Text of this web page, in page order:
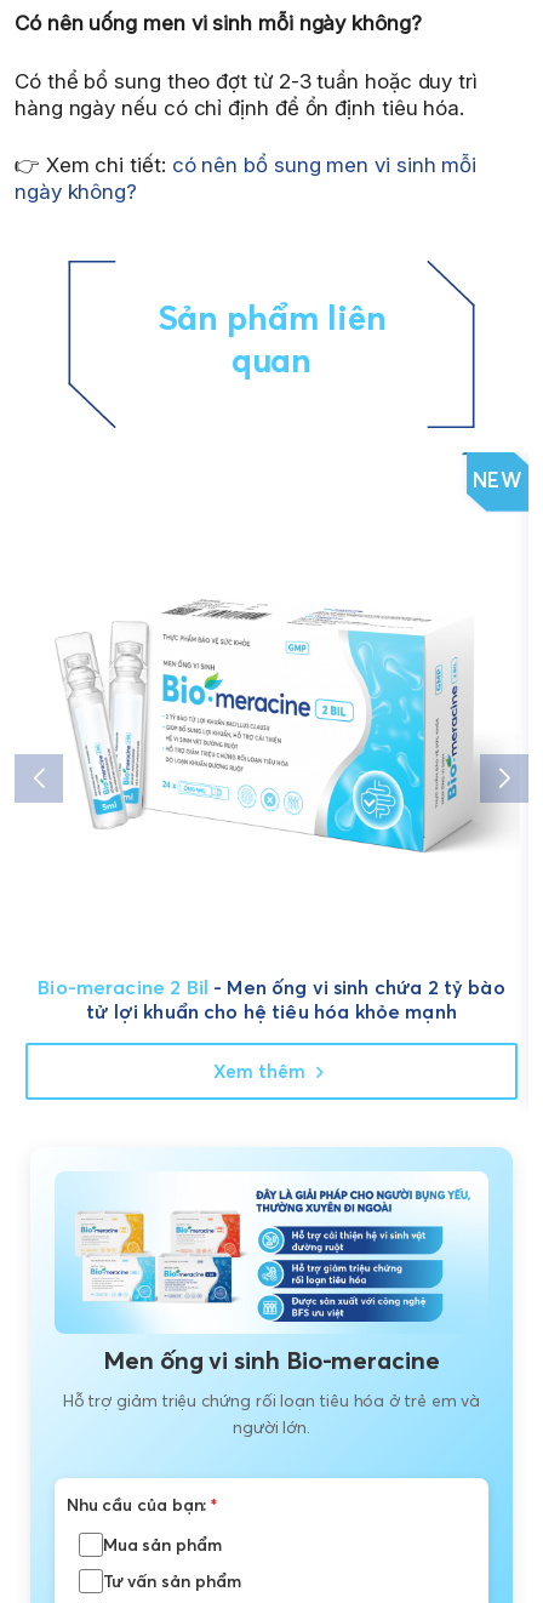
Có nên uống men vi sinh mỗi ngày không?
Có thể bổ sung theo đợt từ 2-3 tuần hoặc duy trì
hàng ngày nếu có chỉ định để ổn định tiêu hóa.
👉 Xem chi tiết: có nên bổ sung men vi sinh mỗi
ngày không?
Sản phẩm liên
quan
NEW
Bio-meracine 2 Bil - Men ống vi sinh chứa 2 tỷ bào
tử lợi khuẩn cho hệ tiêu hóa khỏe mạnh
Xem thêm
Men ống vi sinh Bio-meracine
Hỗ trợ giảm triệu chứng rối loạn tiêu hóa ở trẻ em và
người lớn.
Nhu cầu của bạn:*
Mua sản phẩm
Tư vấn sản phẩm